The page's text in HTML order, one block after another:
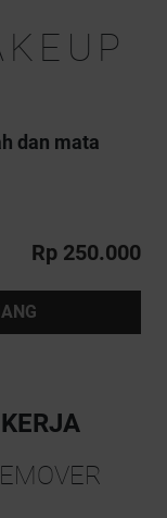
dan mata
Rp 250.000